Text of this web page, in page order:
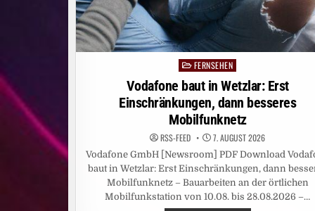
Posted
in
FERNSEHEN
Vodafone baut in Wetzlar: Erst
Einschränkungen, dann besseres
Mobilfunknetz
RSS-FEED 7. AUGUST 2026
Vodafone GmbH [Newsroom] PDF Download
baut in Wetzlar: Erst Einschränkungen, dann
Mobilfunknetz – Bauarbeiten an der örtlichen
Mobilfunkstation von 10.08. bis 28.08.2026 –…